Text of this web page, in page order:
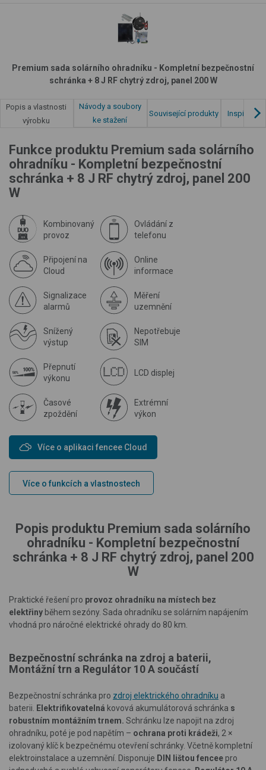
Premium sada solárního ohradníku - Kompletní bezpečnostní
schránka + 8 J RF chytrý zdroj, panel 200 W
Popis a vlastnosti
výrobku
Návody a soubory
ke stažení
Související produkty Inspirace
Funkce produktu Premium sada solárního
ohradníku - Kompletní bezpečnostní
schránka + 8 J RF chytrý zdroj, panel 200
W
Kombinovaný
provoz
Ovládání z
telefonu
Připojení na
Cloud
Online
informace
Signalizace
alarmů
Měření
uzemnění
Snížený
výstup
Nepotřebuje
SIM
Přepnutí
výkonu
LCD displej
Časové
zpoždění
Extrémní
výkon
Více o aplikaci fencee Cloud
Více o funkcích a vlastnostech
Popis produktu Premium sada solárního
ohradníku - Kompletní bezpečnostní
schránka + 8 J RF chytrý zdroj, panel 200
W
Praktické řešení pro provoz ohradníku na místech bez
elektřiny během sezóny. Sada ohradníku se solárním napájením
vhodná pro náročné elektrické ohrady do 80 km.
Bezpečnostní schránka na zdroj a baterii,
Montážní trn a Regulátor 10 A součástí
Bezpečnostní schránka pro zdroj elektrického ohradníku a
baterii.
Elektrifikovatelná kovová akumulátorová schránka s
robustním montážním trnem. Schránku lze napojit na zdroj
ohradníku, poté je pod napětím – ochrana proti krádeži, 2 ×
izolovaný klíč k bezpečnému otevření schránky. Včetně kompletní
elektroinstalace a uzemnění. Disponuje DIN lištou fencee pro